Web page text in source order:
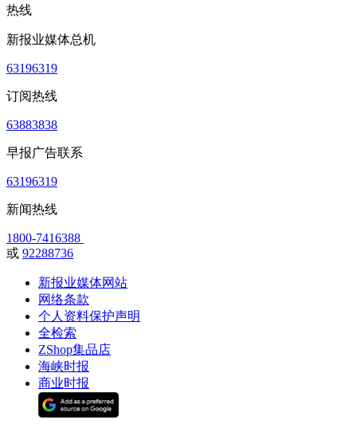
热线
新报业媒体总机
63196319
订阅热线
63883838
早报广告联系
63196319
新闻热线
1800-7416388
或 92288736
新报业媒体网站
网络条款
个人资料保护声明
全检索
ZShop集品店
海峡时报
商业时报